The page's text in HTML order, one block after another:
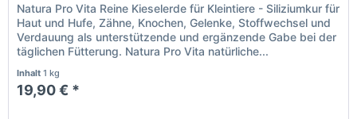
Natura Pro Vita Reine Kieselerde für Kleintiere - Siliziumkur für
Haut und Hufe, Zähne, Knochen, Gelenke, Stoffwechsel und
Verdauung als unterstützende und ergänzende Gabe bei der
täglichen Fütterung. Natura Pro Vita natürliche...
Inhalt1 kg
19,90 € *